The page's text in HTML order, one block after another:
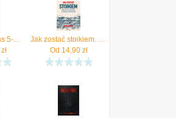
Stoizismus - Das 5-Minuten-Journal Natta, Matthew van
zł
Jak zostać stoikiem. Odporność emocjonalna i pozytywne nastawienie (MP3)
Od 14,90zł